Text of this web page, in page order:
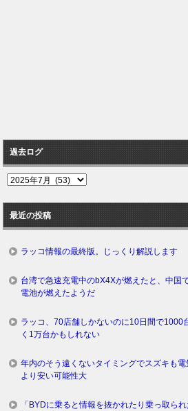
過去ログ
過
ロ
グ
最近の投稿
ラッコ情報の最終版。じっくり解説します
台湾で急速充電中のbX4Xが燃えたと、中国
電池が燃えたようだ
ラッコ、70店舗しかないのに10日間で
く1万台かもしれない
年内のそう遠くないタイミングでスズキも
より安い可能性大
「BYDに乗ると情報を抜かれたり乗っ取ら